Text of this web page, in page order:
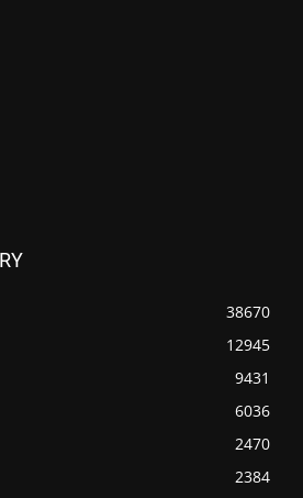
38670
12945
9431
6036
2470
2384